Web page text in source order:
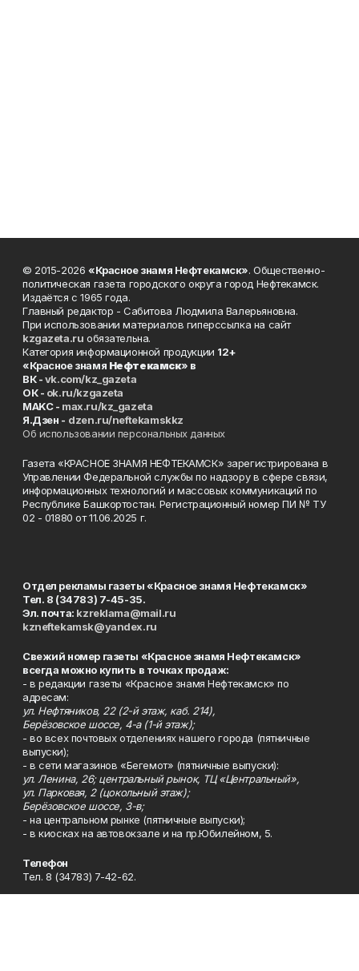
© 2015-2026 «Красное знамя Нефтекамск». Общественно-
политическая газета городского округа город Нефтекамск.
Издаётся с 1965 года.
Главный редактор - Сабитова Людмила Валерьяновна.
При использовании материалов гиперссылка на сайт
kzgazeta.ru обязательна.
Категория информационной продукции 12+
«Красное знамя Нефтекамск» в
ВК -vk.com/kz_gazeta
ОК - ok.ru/kzgazeta
MAKC - max.ru/kz_gazeta
Я.Дзен - dzen.ru/neftekamskkz
Об использовании персональных данных
Газета «КРАСНОЕ ЗНАМЯ НЕФТЕКАМСК» зарегистрирована в
Управлении Федеральной службы по надзору в сфере связи,
информационных технологий и массовых коммуникаций по
Республике Башкортостан. Регистрационный номер ПИ № ТУ
02 - 01880 от 11.06.2025 г.
Отдел рекламы газеты «Красное знамя Нефтекамск»
Тел. 8 (34783) 7-45-35.
Эл. почта: kzreklama@mail.ru
kzneftekamsk@yandex.ru
Свежий номер газеты «Красное знамя Нефтекамск»
всегда можно купить в точках продаж:
- в редакции газеты «Красное знамя Нефтекамск» по
адресам:
ул. Нефтяников, 22 (2-й этаж, каб. 214),
Берёзовское шоссе, 4-а (1-й этаж);
- во всех почтовых отделениях нашего города (пятничные
выпуски);
- в сети магазинов «Бегемот» (пятничные выпуски):
ул. Ленина, 26; центральный рынок, ТЦ «Центральный»,
ул. Парковая, 2 (цокольный этаж);
Берёзовское шоссе, 3-в;
- на центральном рынке (пятничные выпуски);
- в киосках на автовокзале и на пр.Юбилейном, 5.
Телефон
Тел. 8 (34783) 7-42-62.